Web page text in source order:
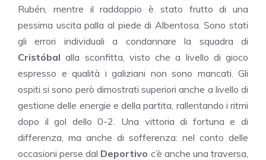
Rubén, mentre il raddoppio è stato frutto di una
pessima uscita palla al piede di Albentosa. Sono stati
gli errori individuali a condannare la squadra di
Cristóbal alla sconfitta, visto che a livello di gioco
espresso e qualità i galiziani non sono mancati. Gli
ospiti si sono però dimostrati superiori anche a livello di
gestione delle energie e della partita, rallentando i ritmi
dopo il gol dello 0-2. Una vittoria di fortuna e di
differenza, ma anche di sofferenza: nel conto delle
occasioni perse dal Deportivo c’è anche una traversa,